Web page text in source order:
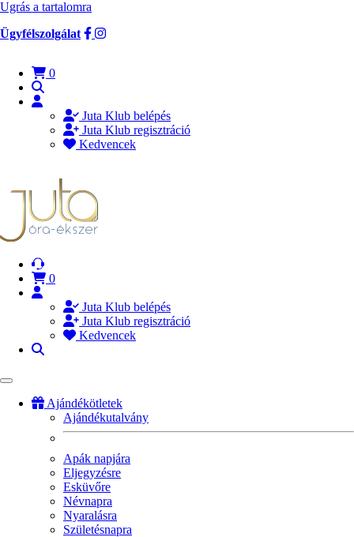
Ugrás a tartalomra
Ügyfélszolgálat
0
Juta Klub belépés
Juta Klub regisztráció
Kedvencek
0
Juta Klub belépés
Juta Klub regisztráció
Kedvencek
Ajándékötletek
Ajándékutalvány
Apák napjára
Eljegyzésre
Esküvőre
Névnapra
Nyaralásra
Születésnapra